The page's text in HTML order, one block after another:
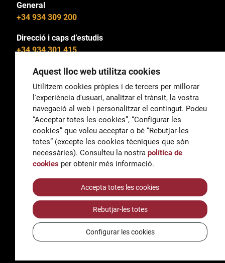
General
+34 934 309 200
Direcció i caps d’estudis
+34 934 301 415
General
correu@escoladeltreball.org
Informació
informacio@escoladeltreball.org
AccessibilitatAvís legal i Política de Privacitat
Política de cookies
Crèdits
Aquest lloc web utilitza cookies
Utilitzem cookies pròpies i de tercers per millorar
l'experiència d'usuari, analitzar el trànsit, la vostra
navegació al web i personalitzar el contingut. Podeu
“Acceptar totes les cookies”, “Configurar les
cookies” que voleu acceptar o bé “Rebutjar-les
totes” (excepte les cookies tècniques que són
necessàries). Consulteu la nostra política de
cookies per obtenir més informació.
Accepta totes les cookies
Rebutjar-les totes
Configurar les cookies